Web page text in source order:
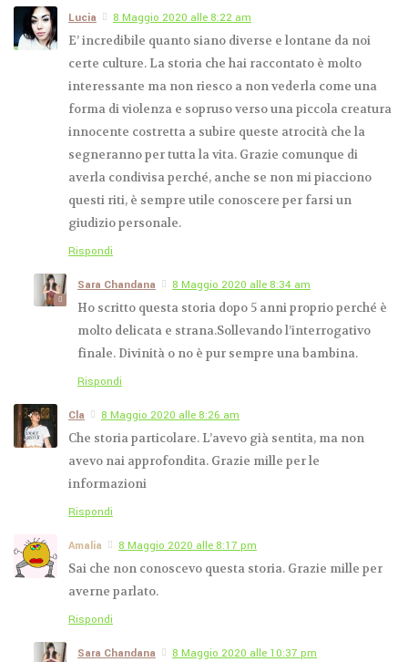
Lucia
8 Maggio 2020 alle 8:22 am
E’ incredibile quanto siano diverse e lontane da noi
certe culture. La storia che hai raccontato è molto
interessante ma non riesco a non vederla come una
forma di violenza e sopruso verso una piccola creatura
innocente costretta a subire queste atrocità che la
segneranno per tutta la vita. Grazie comunque di
averla condivisa perché, anche se non mi piacciono
questi riti, è sempre utile conoscere per farsi un
giudizio personale.
Rispondi
Sara Chandana
8 Maggio 2020 alle 8:34 am
Ho scritto questa storia dopo 5 anni proprio perché è
molto delicata e strana.Sollevando l’interrogativo
finale. Divinità o no è pur sempre una bambina.
Rispondi
Cla
8 Maggio 2020 alle 8:26 am
Che storia particolare. L’avevo già sentita, ma non
avevo nai approfondita. Grazie mille per le
informazioni
Rispondi
Amalia
8 Maggio 2020 alle 8:17 pm
Sai che non conoscevo questa storia. Grazie mille per
averne parlato.
Rispondi
Sara Chandana
8 Maggio 2020 alle 10:37 pm